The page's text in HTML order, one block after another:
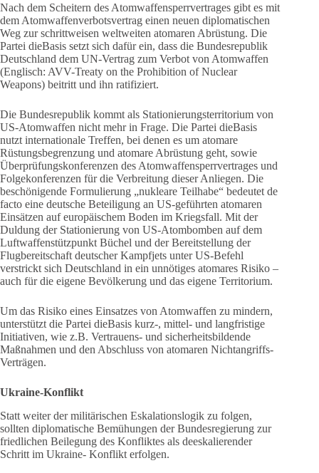
Nach dem Scheitern des Atomwaffensperrvertrages gibt es mit
dem Atomwaffenverbotsvertrag einen neuen diplomatischen
Weg zur schrittweisen weltweiten atomaren Abrüstung. Die
Partei dieBasis setzt sich dafür ein, dass die Bundesrepublik
Deutschland dem UN-Vertrag zum Verbot von Atomwaffen
(Englisch: AVV-Treaty on the Prohibition of Nuclear
Weapons) beitritt und ihn ratifiziert.
Die Bundesrepublik kommt als Stationierungsterritorium von
US-Atomwaffen nicht mehr in Frage. Die Partei dieBasis
nutzt internationale Treffen, bei denen es um atomare
Rüstungsbegrenzung und atomare Abrüstung geht, sowie
Überprüfungskonferenzen des Atomwaffensperrvertrages und
Folgekonferenzen für die Verbreitung dieser Anliegen. Die
beschönigende Formulierung „nukleare Teilhabe“ bedeutet de
facto eine deutsche Beteiligung an US-geführten atomaren
Einsätzen auf europäischem Boden im Kriegsfall. Mit der
Duldung der Stationierung von US-Atombomben auf dem
Luftwaffenstützpunkt Büchel und der Bereitstellung der
Flugbereitschaft deutscher Kampfjets unter US-Befehl
verstrickt sich Deutschland in ein unnötiges atomares Risiko –
auch für die eigene Bevölkerung und das eigene Territorium.
Um das Risiko eines Einsatzes von Atomwaffen zu mindern,
unterstützt die Partei dieBasis kurz-, mittel- und langfristige
Initiativen, wie z.B. Vertrauens- und sicherheitsbildende
Maßnahmen und den Abschluss von atomaren Nichtangriffs-
Verträgen.
Ukraine-Konflikt
Statt weiter der militärischen Eskalationslogik zu folgen,
sollten diplomatische Bemühungen der Bundesregierung zur
friedlichen Beilegung des Konfliktes als deeskalierender
Schritt im Ukraine- Konflikt erfolgen.